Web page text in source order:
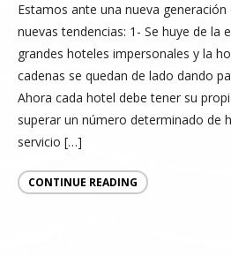
Estamos ante una nueva
nuevas tendencias: 1- Se huye de la
grandes hoteles impersonales y la
cadenas se quedan de lado dando
Ahora cada hotel debe tener su
superar un número determinado de
servicio […]
CONTINUE READING